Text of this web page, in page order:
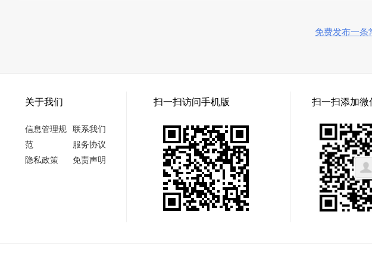
免费发布一条
关于我们
信息管理规
范
联系我们
服务协议
隐私政策
免责声明
扫一扫访问手机版 扫一扫添加微